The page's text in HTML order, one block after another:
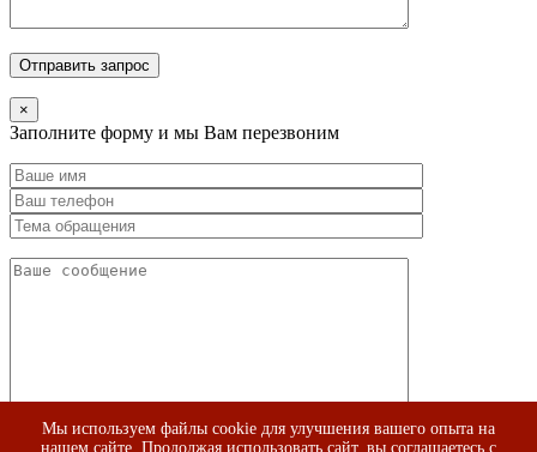
Мы используем файлы cookie для улучшения вашего опыта на
нашем сайте. Продолжая использовать сайт, вы соглашаетесь с
×
Заполните форму и мы Вам перезвоним